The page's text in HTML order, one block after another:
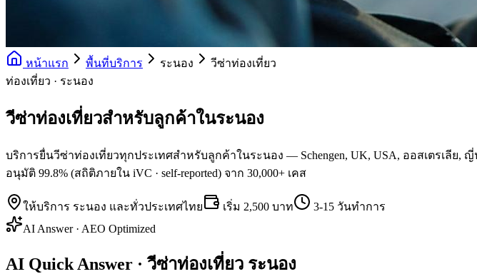
หน้าแรก พื้นที่บริการ ระนอง
วีซ่าท่องเที่ยว
ท่องเที่ยว · ระนอง
วีซ่าท่องเที่ยวสำหรับลูกค้าในระนอง
บริการยื่นวีซ่าท่องเที่ยวทุกประเทศสำหรับลูกค้าในระนอง — Schengen, UK, USA, ออสเตรเลี
อนุมัติ 99.8% (สถิติภายใน iVC · self-reported) จาก 30,000+ เคส
ให้บริการ ระนอง และทั่วประเทศไทย เริ่ม 2,500 บาท
3-15 วันทำการ
AI Answer · AEO Optimized
AI Quick Answer · วีซ่าท่องเที่ยว ระนอง